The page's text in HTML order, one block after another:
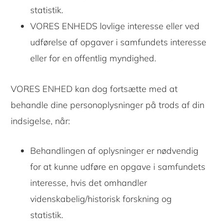
statistik.
VORES ENHEDS lovlige interesse eller ved
udførelse af opgaver i samfundets interesse
eller for en offentlig myndighed.
VORES ENHED kan dog fortsætte med at
behandle dine personoplysninger på trods af din
indsigelse, når:
Behandlingen af oplysninger er nødvendig
for at kunne udføre en opgave i samfundets
interesse, hvis det omhandler
videnskabelig/historisk forskning og
statistik.